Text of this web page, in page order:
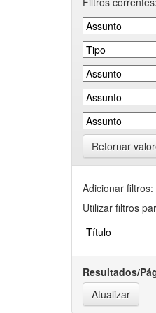
Retornar
Adicionar filtros:
Utilizar filtros
Resultados/